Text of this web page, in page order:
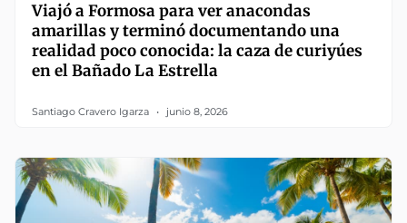
Viajó a Formosa para ver anacondas
amarillas y terminó documentando una
realidad poco conocida: la caza de curiyúes
en el Bañado La Estrella
Santiago Cravero Igarza junio 8, 2026